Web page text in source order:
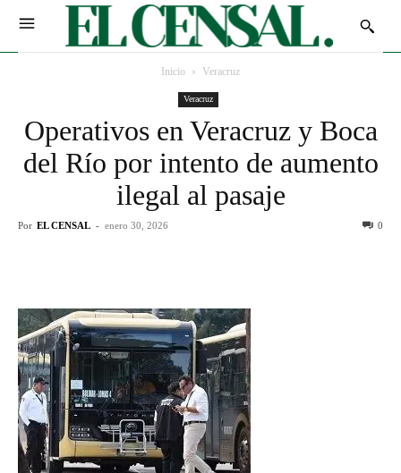
Inicio Veracruz
Veracruz
Operativos en Veracruz y Boca
del Río por intento de aumento
ilegal al pasaje
Por EL CENSAL - enero 30, 2026 0